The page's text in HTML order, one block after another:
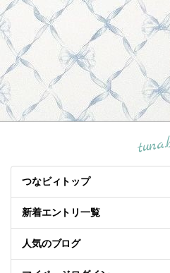
つなビィトップ
新着エントリ一覧
人気のブログ